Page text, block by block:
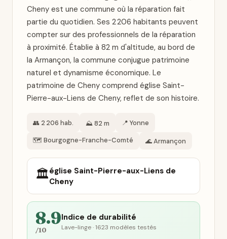
Cheny est une commune où la réparation fait
partie du quotidien. Ses 2 206 habitants peuvent
compter sur des professionnels de la réparation
à proximité. Établie à 82 m d'altitude, au bord de
la Armançon, la commune conjugue patrimoine
naturel et dynamisme économique. Le
patrimoine de Cheny comprend église Saint-
Pierre-aux-Liens de Cheny, reflet de son histoire.
👥 2 206 hab. ⛰️ 82 m 📍 Yonne
🗺️ Bourgogne-Franche-Comté 🌊 Armançon
🏛️église Saint-Pierre-aux-Liens de
Cheny
8.9
/10
Indice de durabilité
Lave-linge · 1623 modèles testés